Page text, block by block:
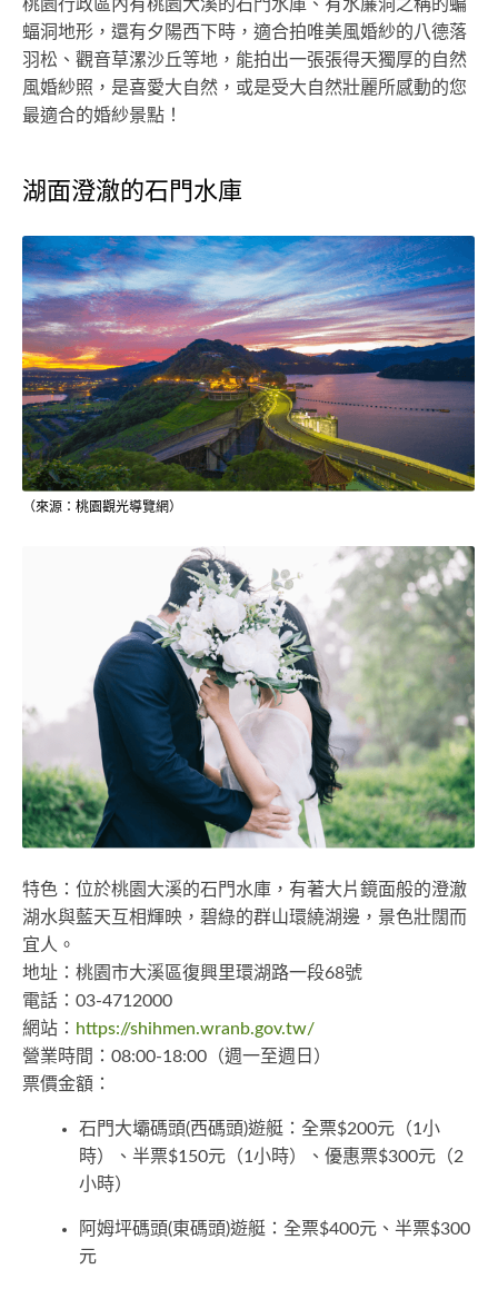
桃園行政區內有桃園大溪的石門水庫、有水簾洞之稱的蝙
蝠洞地形，還有夕陽西下時，適合拍唯美風婚紗的八德落
羽松、觀音草漯沙丘等地，能拍出一張張得天獨厚的自然
風婚紗照，是喜愛大自然，或是受大自然壯麗所感動的您
最適合的婚紗景點！
湖面澄澈的石門水庫
（來源：桃園觀光導覽網）
特色：位於桃園大溪的石門水庫，有著大片鏡面般的澄澈
湖水與藍天互相輝映，碧綠的群山環繞湖邊，景色壯闊而
宜人。
地址：桃園市大溪區復興里環湖路一段68號
電話：03-4712000
網站： https://shihmen.wranb.gov.tw/
營業時間：08:00-18:00（週一至週日）
票價金額：
​​石門大壩碼頭(西碼頭)遊艇：全票$200元（1小
時）、半票$150元（1小時）、優惠票$300元（2
小時）
阿姆坪碼頭(東碼頭)遊艇：全票$400元、半票$300
元